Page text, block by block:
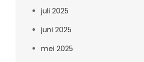
juli 2025
juni 2025
mei 2025